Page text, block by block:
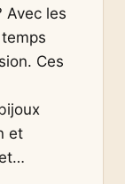
Avec les
Ces
et